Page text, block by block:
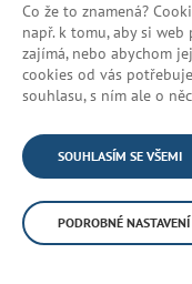
Prohlášení o
Mapa stránek
© Česká správa
Co že to znamená?
např. k tomu, aby si
zajímá, nebo abychom
cookies od vás
souhlasu, s ním ale o
SOUHLASÍM SE VŠEMI
PODROBNÉ NASTAVENÍ